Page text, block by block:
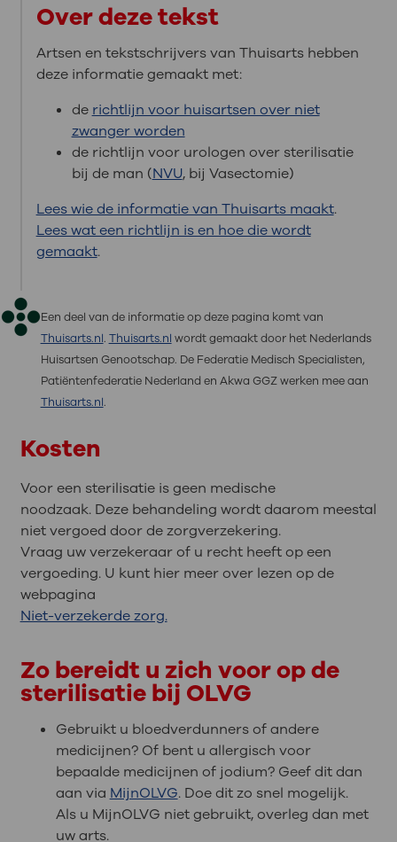
Over deze tekst
Artsen en tekstschrijvers van Thuisarts hebben
deze informatie gemaakt met:
de richtlijn voor huisartsen over niet
zwanger worden
de richtlijn voor urologen over sterilisatie
bij de man (NVU, bij Vasectomie)
Lees wie de informatie van Thuisarts maakt.
Lees wat een richtlijn is en hoe die wordt
gemaakt.
Een deel van de informatie op deze pagina komt van
Thuisarts.nl. Thuisarts.nl wordt gemaakt door het Nederlands
Huisartsen Genootschap. De Federatie Medisch Specialisten,
Patiëntenfederatie Nederland en Akwa GGZ werken mee aan
Thuisarts.nl.
Kosten
Voor een sterilisatie is geen medische
noodzaak. Deze behandeling wordt daarom meestal
niet vergoed door de zorgverzekering.
Vraag uw verzekeraar of u recht heeft op een
vergoeding. U kunt hier meer over lezen op de
webpagina
Niet-verzekerde zorg.
Zo bereidt u zich voor op de
sterilisatie bij OLVG
Gebruikt u bloedverdunners of andere
medicijnen? Of bent u allergisch voor
bepaalde medicijnen of jodium? Geef dit dan
aan via MijnOLVG. Doe dit zo snel mogelijk.
Als u MijnOLVG niet gebruikt, overleg dan met
uw arts.